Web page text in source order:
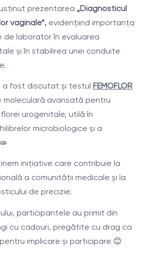
prezentarea „Diagnosticul
vaginale”,evidențiind importanța
de laborator în evaluarea
și în stabilirea unei conduite
a fost discutat și testul FEMOFLOR
avansată pentru
urogenitale, utilă în
microbiologice și a
inițiative care contribuie la
a comunității medicale și la
de precizie.
participantele au primit din
cu cadouri, pregătite cu drag ca
implicare și participare 😊